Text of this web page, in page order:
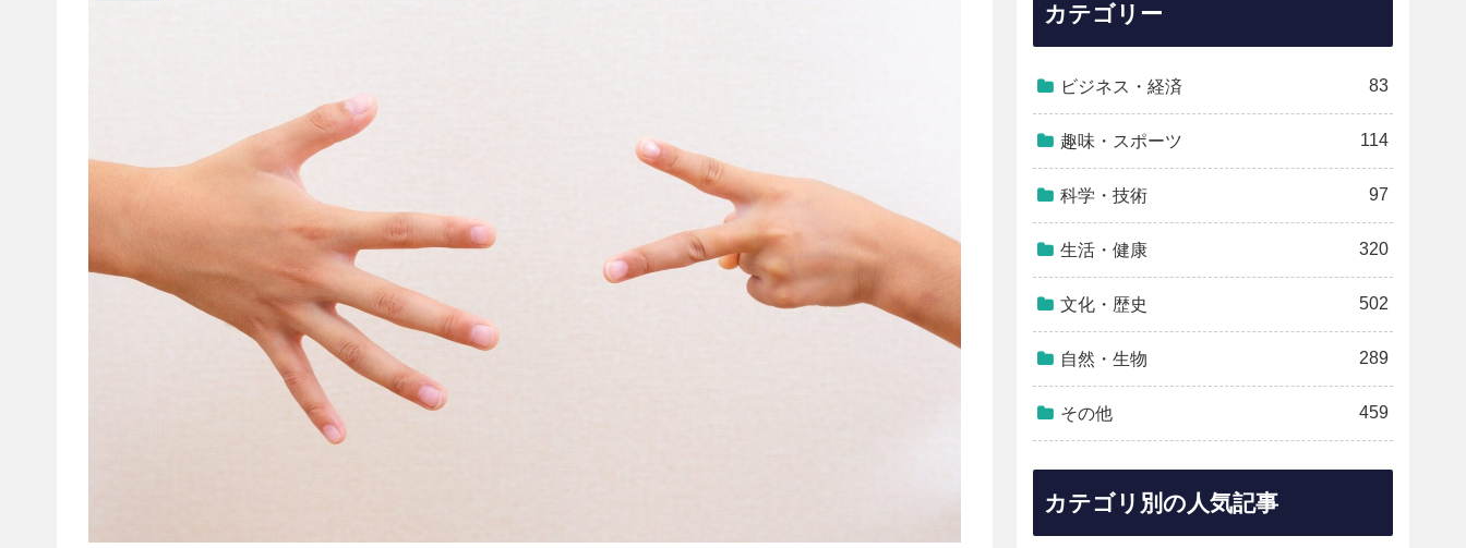
カテゴリー
ビジネス・経済 83
趣味・スポーツ 114
科学・技術 97
生活・健康 320
文化・歴史 502
自然・生物 289
その他 459
カテゴリ別の人気記事